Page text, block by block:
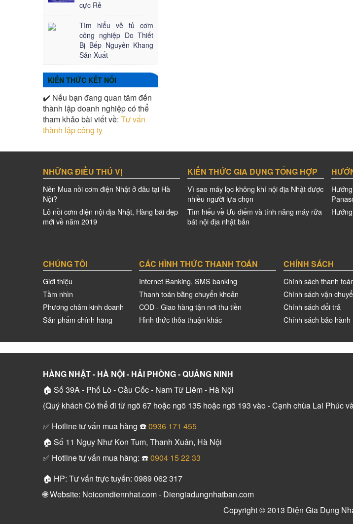
cực Rẻ
Tìm hiểu về tủ cơm
công nghiệp Do Thiết
Bị Bếp Nguyên Khang
Sản Xuất
KIẾN THỨC KẾT NỐI
✔️ Nếu bạn đang quan tâm đến
thành lập doanh nghiệp có thể
tham khảo bài viết về: Tư vấn
thành lập công ty
NHỮNG ĐIỀU THÚ VỊ
Nên Mua nồi cơm điện Nhật ở đâu tại Hà
Nội?
Lô nồi cơm điện nội địa Nhật, Hàng bãi đẹp
mới về năm 2019
KIẾN THỨC GIA DỤNG TỔNG HỢP
Vì sao máy lọc không khí nội địa Nhật được
nhiều người lựa chọn
Tìm hiểu về Ưu điểm và tính năng máy rửa
bát nội địa nhật bản
CHÚNG TÔI
Giới thiệu
Tầm nhìn
Phương châm kinh doanh
Sản phẩm chính hãng
CÁC HÌNH THỨC THANH TOÁN
Internet Banking, SMS banking
Thanh toán bằng chuyển khoản
COD - Giao hàng tận nơi thu tiền
Hình thức thỏa thuận khác
CHÍNH SÁCH
Chính sách thanh
Chính sách vận
Chính sách đổi trả
Chính sách bảo hành
HÀNG NHẬT - HÀ NỘI - HẢI PHÒNG - QUẢNG NINH
🏠 Số 39A - Phố Lò - Cầu Cốc - Nam Từ Liêm - Hà Nội
(Quý khách Có thể đi từ ngõ 67 hoặc ngõ 135 hoặc ngõ 193 vào - Cạnh chùa Lai Phúc
✅ Hotline tư vấn mua hàng ☎️0936 171 455
🏠 Số 11 Ngụy Như Kon Tum, Thanh Xuân, Hà Nội
✅ Hotline tư vấn mua hàng: ☎️0904 15 22 33
🏠 HP: Tư vấn trực tuyến: 0989 062 317
🌐 Website: Noicomdiennhat.com - Diengiadungnhatban.com
Copyright © 2013 Điện Gia Dụng